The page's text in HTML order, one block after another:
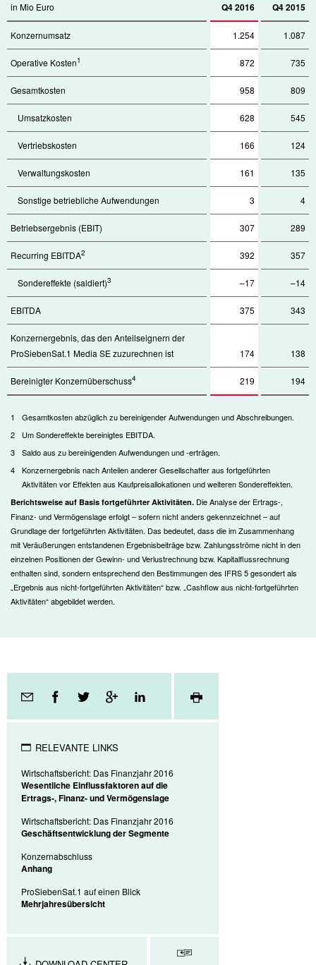
in Mio Euro Q4 2016 Q4 2015
1
Gesamtkosten abzüglich zu bereinigender Aufwendungen und Abschreibungen.
2
Um Sondereffekte bereinigtes EBITDA.
3
Saldo aus zu bereinigenden Aufwendungen und -erträgen.
4
Konzernergebnis nach Anteilen anderer Gesellschafter aus fortgeführten
Aktivitäten vor Effekten aus Kaufpreisallokationen und weiteren Sondereffekten.
Berichtsweise auf Basis fortgeführter Aktivitäten. Die Analyse der Ertrags-,
Finanz- und Vermögenslage erfolgt – sofern nicht anders gekennzeichnet – auf
Grundlage der fortgeführten Aktivitäten. Das bedeutet, dass die im Zusammenhang
mit Veräußerungen entstandenen Ergebnisbeiträge bzw. Zahlungsströme nicht in den
einzelnen Positionen der Gewinn- und Verlustrechnung bzw. Kapitalflussrechnung
enthalten sind, sondern entsprechend den Bestimmungen des IFRS 5 gesondert als
„Ergebnis aus nicht-fortgeführten Aktivitäten“ bzw. „Cashflow aus nicht-fortgeführten
Aktivitäten“ abgebildet werden.
Konzernumsatz 1.254 1.087
Operative Kosten1 872 735
Gesamtkosten 958 809
Umsatzkosten 628 545
Vertriebskosten 166 124
Verwaltungskosten 161 135
Sonstige betriebliche Aufwendungen 3 4
Betriebsergebnis (EBIT) 307 289
Recurring EBITDA2 392 357
Sondereffekte (saldiert)3 –17 –14
EBITDA 375 343
Konzernergebnis, das den Anteilseignern der
ProSiebenSat.1 Media SE zuzurechnen ist
174 138
Bereinigter Konzernüberschuss4 219 194
RELEVANTE LINKS
Wirtschaftsbericht: Das Finanzjahr 2016
Wesentliche Einflussfaktoren auf die
Ertrags-, Finanz- und Vermögenslage
Wirtschaftsbericht: Das Finanzjahr 2016
Geschäftsentwicklung der Segmente
Konzernabschluss
Anhang
ProSiebenSat.1 auf einen Blick
Mehrjahresübersicht